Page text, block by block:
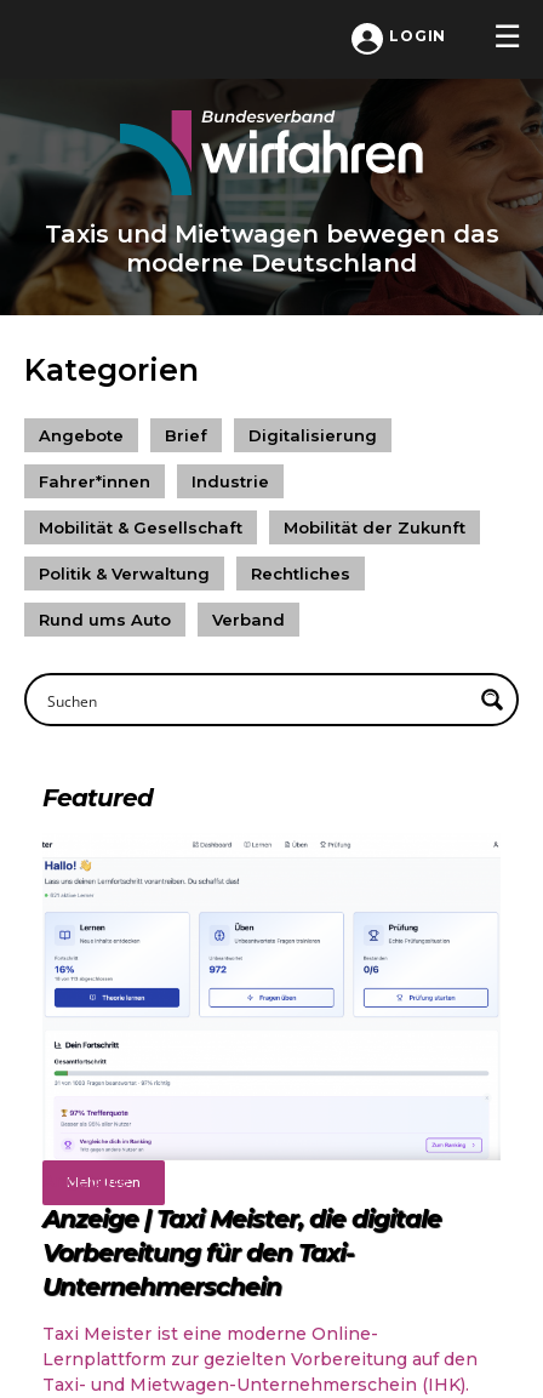
LOGIN
Taxis und Mietwagen bewegen das
moderne Deutschland
Kategorien
Angebote Brief Digitalisierung
Fahrer*innen Industrie
Mobilität & Gesellschaft Mobilität der Zukunft
Politik & Verwaltung Rechtliches
Rund ums Auto Verband
Featured
Mehr lesen
Angebote
Anzeige | Taxi Meister, die digitale
Vorbereitung für den Taxi-
Unternehmerschein
Taxi Meister ist eine moderne Online-
Lernplattform zur gezielten Vorbereitung auf den
Taxi- und Mietwagen-Unternehmerschein (IHK).